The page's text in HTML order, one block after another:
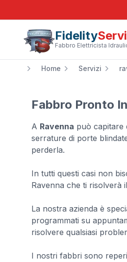
Fidelity
Fabbro Elettricista
Home Servizi
Fabbro Pronto
A Ravenna può capitare
serrature di porte
perderla.
In tutti questi casi non
Ravenna che ti risolverà
La nostra azienda è
programmati su
risolvere qualsiasi
I nostri fabbri sono